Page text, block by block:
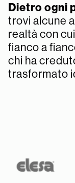
Dietro ogni
trovi alcune
realtà con
fianco a
chi ha
trasformato